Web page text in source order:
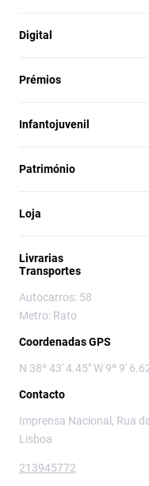
Digital
Prémios
Infantojuvenil
Património
Loja
Livrarias
Transportes
Autocarros: 58
Metro: Rato
Coordenadas GPS
N 38º 43' 4.45" W 9º 9'
Contacto
Imprensa Nacional, Rua
Lisboa
213945772